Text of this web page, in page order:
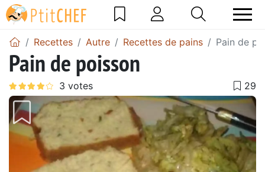
Recettes Autre Recettes de pains Pain de
Pain de poisson